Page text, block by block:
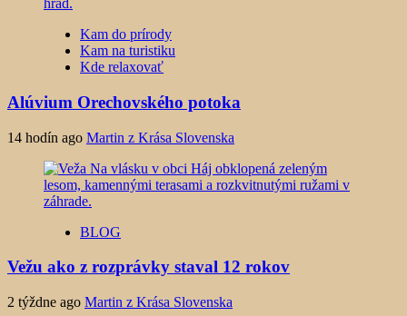
Kam do prírody
Kam na turistiku
Kde relaxovať
Alúvium Orechovského potoka
14 hodín ago Martin z Krása Slovenska
BLOG
Vežu ako z rozprávky staval 12 rokov
2 týždne ago Martin z Krása Slovenska